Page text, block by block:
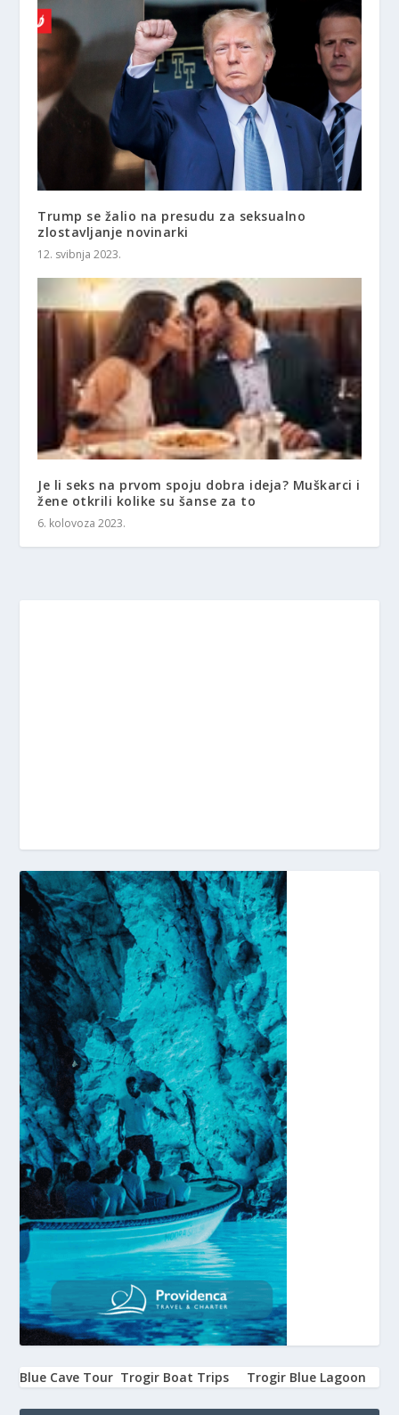
Trump se žalio na presudu za seksualno
zlostavljanje novinarki
12. svibnja 2023.
Je li seks na prvom spoju dobra ideja? Muškarci i
žene otkrili kolike su šanse za to
6. kolovoza 2023.
Blue Cave Tour Trogir Boat Trips Trogir Blue Lagoon